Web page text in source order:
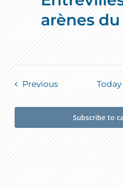
arènes
PreviousEvents Today
Subscribe to